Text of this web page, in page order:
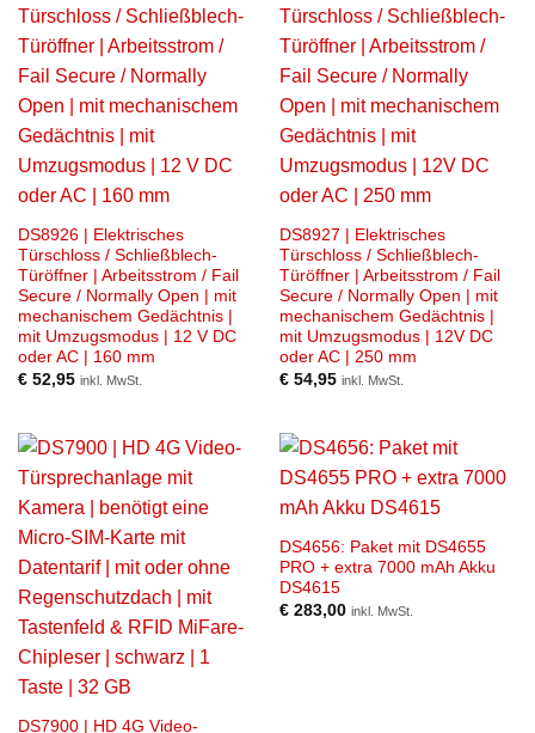
DS8926 | Elektrisches
Türschloss / Schließblech-
Türöffner | Arbeitsstrom / Fail
Secure / Normally Open | mit
mechanischem Gedächtnis |
mit Umzugsmodus | 12 V DC
oder AC | 160 mm
€52,95 inkl. MwSt.
DS8927 | Elektrisches
Türschloss / Schließblech-
Türöffner | Arbeitsstrom / Fail
Secure / Normally Open | mit
mechanischem Gedächtnis |
mit Umzugsmodus | 12V DC
oder AC | 250 mm
€54,95 inkl. MwSt.
DS7900 | HD 4G Video-
DS4656: Paket mit DS4655
PRO + extra 7000 mAh Akku
DS4615
€283,00 inkl. MwSt.